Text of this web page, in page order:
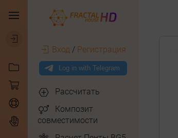
Вход / Регистрация
Рассчитать
Композит
совместимости